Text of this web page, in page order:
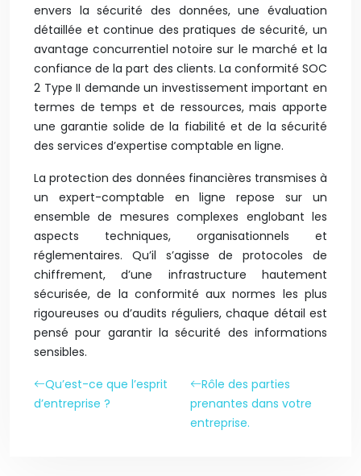
envers la sécurité des données, une évaluation
détaillée et continue des pratiques de sécurité, un
avantage concurrentiel notoire sur le marché et la
confiance de la part des clients. La conformité SOC
2 Type II demande un investissement important en
termes de temps et de ressources, mais apporte
une garantie solide de la fiabilité et de la sécurité
des services d’expertise comptable en ligne.
La protection des données financières transmises à
un expert-comptable en ligne repose sur un
ensemble de mesures complexes englobant les
aspects techniques, organisationnels et
réglementaires. Qu’il s’agisse de protocoles de
chiffrement, d’une infrastructure hautement
sécurisée, de la conformité aux normes les plus
rigoureuses ou d’audits réguliers, chaque détail est
pensé pour garantir la sécurité des informations
sensibles.
Qu’est-ce que l’esprit
d’entreprise ?
Rôle des parties
prenantes dans votre
entreprise.